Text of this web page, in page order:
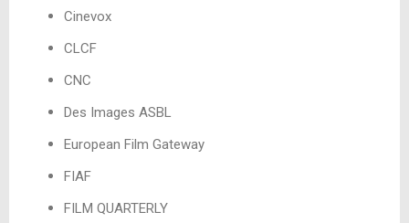
Cinevox
CLCF
CNC
Des Images ASBL
European Film Gateway
FIAF
FILM QUARTERLY